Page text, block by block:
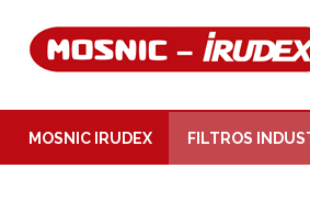
MOSNIC IRUDEX FILTROS